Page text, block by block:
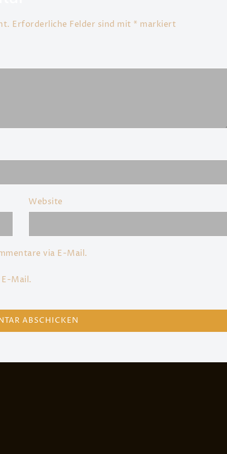
Erforderliche Felder sind mit * markiert
Website
via E-Mail.
Mail.